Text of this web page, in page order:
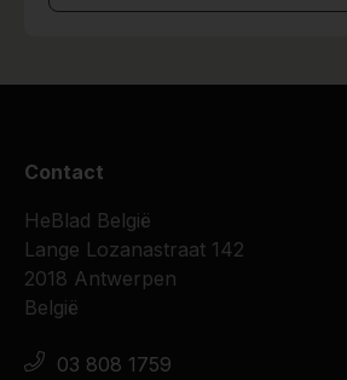
Contact
HeBlad België
Lange Lozanastraat 142
2018 Antwerpen
België
03 808 1759